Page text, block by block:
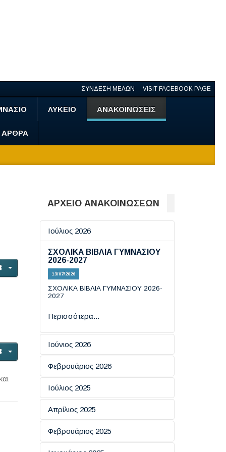
ΣΥΝΔΕΣΗ ΜΕΛΩΝ VISIT FACEBOOK PAGE
ΛΥΚΕΙΟ ΑΝΑΚΟΙΝΩΣΕΙΣ
ΑΡΘΡΑ
ΑΡΧΕΙΟ ΑΝΑΚΟΙΝΩΣΕΩΝ
Ιούλιος 2026
ΣΧΟΛΙΚΑ ΒΙΒΛΙΑ ΓΥΜΝΑΣΙΟΥ
2026-2027
13/07/2026
ΣΧΟΛΙΚΑ ΒΙΒΛΙΑ ΓΥΜΝΑΣΙΟΥ 2026-
2027
Περισσότερα...
Ιούνιος 2026
Εξετάσεις πιστοποίησης
19/06/2026
Περισσότερα...
ΑΠΑΝΤΗΣΕΙΣ ΦΥΣΙΚΗΣ ΚΑΙ
ΙΣΤΟΡΙΑΣ
Φεβρουάριος 2026
ΗΜΕΡΑ ΑΣΦΑΛΟΥΣ
18/02/2026
Περισσότερα...
Ιούλιος 2025
ΕΞΕΤΑΣΕΙΣ ΠΙΣΤΟΠΟΙΗΤΙΚΩΝ
ΤΟΥ MICHIGAN
Απρίλιος 2025
Eσπερίδα: "​Ο Ρόλος της
Φεβρουάριος 2025